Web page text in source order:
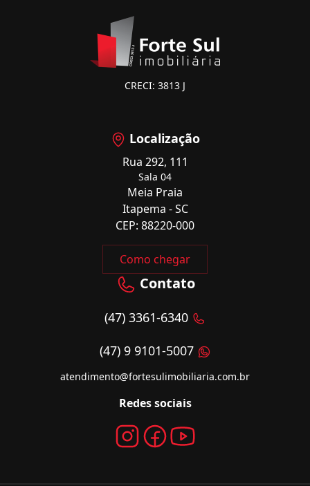
CRECI: 3813 J
Localização
Rua 292, 111
Sala 04
Meia Praia
Itapema - SC
CEP: 88220-000
Como chegar
Contato
(47) 3361-6340
(47) 9 9101-5007
atendimento@fortesulimobiliaria.com.br
Redes sociais